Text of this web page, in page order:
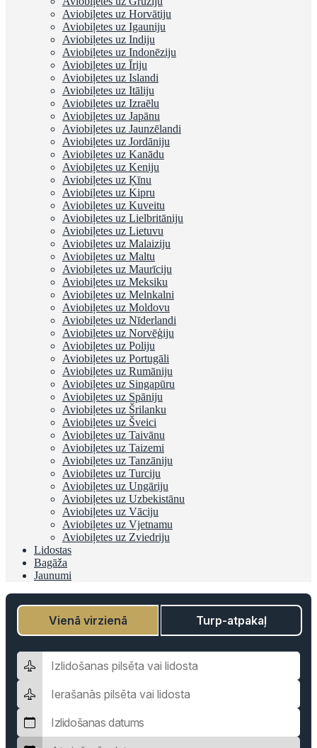
Aviobiļetes uz Horvātiju
Aviobiļetes uz Igauniju
Aviobiļetes uz Indiju
Aviobiļetes uz Indonēziju
Aviobiļetes uz Īriju
Aviobiļetes uz Islandi
Aviobiļetes uz Itāliju
Aviobiļetes uz Izraēlu
Aviobiļetes uz Japānu
Aviobiļetes uz Jaunzēlandi
Aviobiļetes uz Jordāniju
Aviobiļetes uz Kanādu
Aviobiļetes uz Keniju
Aviobiļetes uz Ķīnu
Aviobiļetes uz Kipru
Aviobiļetes uz Kuveitu
Aviobiļetes uz Lielbritāniju
Aviobiļetes uz Lietuvu
Aviobiļetes uz Malaiziju
Aviobiļetes uz Maltu
Aviobiļetes uz Maurīciju
Aviobiļetes uz Meksiku
Aviobiļetes uz Melnkalni
Aviobiļetes uz Moldovu
Aviobiļetes uz Nīderlandi
Aviobiļetes uz Norvēģiju
Aviobiļetes uz Poliju
Aviobiļetes uz Portugāli
Aviobiļetes uz Rumāniju
Aviobiļetes uz Singapūru
Aviobiļetes uz Spāniju
Aviobiļetes uz Šrilanku
Aviobiļetes uz Šveici
Aviobiļetes uz Taivānu
Aviobiļetes uz Taizemi
Aviobiļetes uz Tanzāniju
Aviobiļetes uz Turciju
Aviobiļetes uz Ungāriju
Aviobiļetes uz Uzbekistānu
Aviobiļetes uz Vāciju
Aviobiļetes uz Vjetnamu
Aviobiļetes uz Zviedriju
Lidostas
Bagāža
Jaunumi
Vienā virzienā Turp-atpakaļ